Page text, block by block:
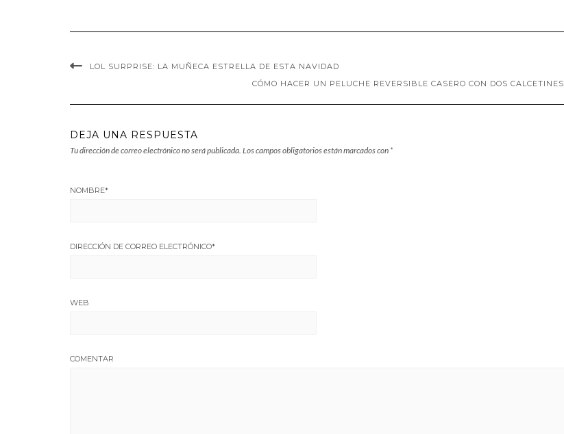
LOL SURPRISE: LA MUÑECA ESTRELLA DE ESTA NAVIDAD
CÓMO HACER UN PELUCHE REVERSIBLE CASERO CON DOS CALCETINES
DEJA UNA RESPUESTA
Tu dirección de correo electrónico no será publicada. Los campos obligatorios están marcados con *
NOMBRE*
DIRECCIÓN DE CORREO ELECTRÓNICO*
WEB
COMENTAR